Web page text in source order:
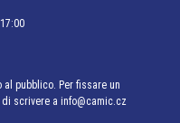
pubblico. Per fissare un
scrivere a info@camic.cz